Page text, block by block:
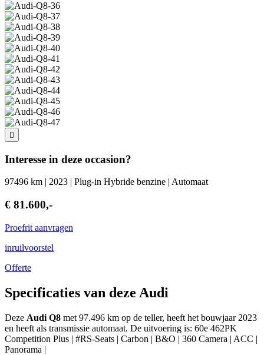
Interesse in deze occasion?
97496 km | 2023 | Plug-in Hybride benzine | Automaat
€ 81.600,-
Proefrit aanvragen
inruilvoorstel
Offerte
Specificaties van deze Audi
Deze Audi Q8 met 97.496 km op de teller, heeft het bouwjaar 2023
en heeft als transmissie automaat. De uitvoering is: 60e 462PK
Competition Plus | #RS-Seats | Carbon | B&O | 360 Camera | ACC |
Panorama |